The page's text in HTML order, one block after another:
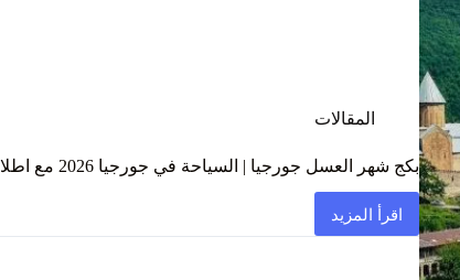
المقالات
بكج شهر العسل جورجيا | السياحة في جورجيا 2026 مع اطلالة
اقرأ المزيد